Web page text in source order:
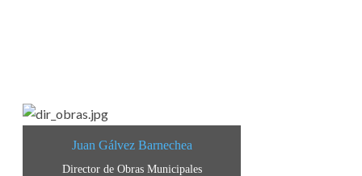
Juan Gálvez Barnechea
Director de Obras Municipales